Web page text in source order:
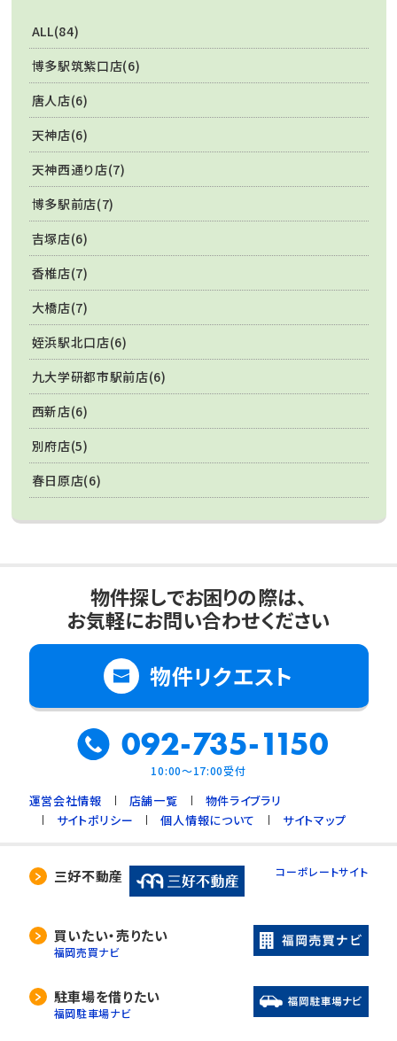
ALL(84)
博多駅筑紫口店(6)
唐人店(6)
天神店(6)
天神西通り店(7)
博多駅前店(7)
吉塚店(6)
香椎店(7)
大橋店(7)
姪浜駅北口店(6)
九大学研都市駅前店(6)
西新店(6)
別府店(5)
春日原店(6)
物件探しでお困りの際は、
お気軽にお問い合わせください
物件リクエスト
092-735-1150
10:00～17:00受付
運営会社情報 店舗一覧
物件ライブラリ
サイトポリシー
個人情報について サイトマップ
三好不動産 コーポレートサイト
買いたい・売りたい
福岡売買ナビ
駐車場を借りたい
福岡駐車場ナビ